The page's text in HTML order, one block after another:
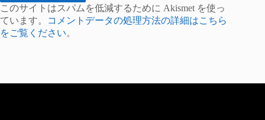
このサイトはスパムを低減するために Akismet を使っ
ています。
コメントデータの処理方法の詳細はこちら
をご覧ください。